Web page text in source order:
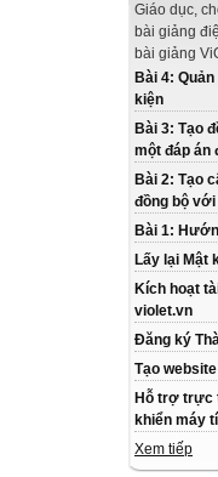
Giáo dục,
bài giảng
bài giảng
Bài 4:
kiện
Bài 3: Tạo
một đáp án
Bài 2: Tạo
đồng bộ với
Bài 1:
Lấy lại Mật
Kích hoạt
violet.vn
Đăng ký
Tạo
Hỗ trợ trực
khiển máy
Xem tiếp